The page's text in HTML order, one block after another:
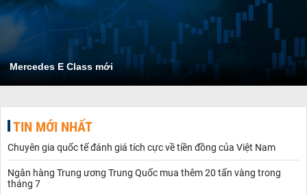
Mercedes E Class mới
TIN MỚI NHẤT
Chuyên gia quốc tế đánh giá tích cực về tiền đồng của Việt Nam
Ngân hàng Trung ương Trung Quốc mua thêm 20 tấn vàng trong
tháng 7